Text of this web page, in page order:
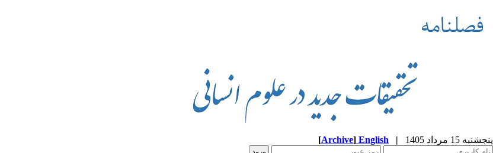
پنجشنبه 15 مرداد 1405 |
English
[Archive]